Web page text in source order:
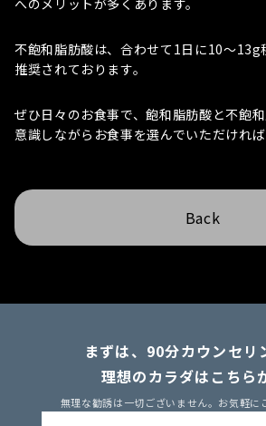
へのメリットが多くあります。
不飽和脂肪酸は、合わせて1日に10〜13g
推奨されております。
ぜひ日々のお食事で、飽和脂肪酸と不飽
意識しながらお食事を選んでいただければ
Back
まずは、90分カウンセリ
理想のカラダはこちら
無理な勧誘は一切ございません。お気軽に